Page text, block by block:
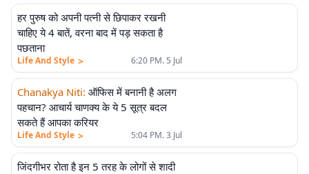
हर पुरुष को अपनी पत्नी से छिपाकर रखनी
चाहिए ये 4 बातें, वरना बाद में पड़ सकता है
पछताना
Life And Style > 6:20 PM. 5 Jul
Chanakya Niti: ऑफिस में बनानी है अलग
पहचान? आचार्य चाणक्य के ये 5 सूत्र बदल
सकते हैं आपका करियर
Life And Style > 5:04 PM. 3 Jul
जिंदगीभर रोता है इन 5 तरह के लोगों से शादी